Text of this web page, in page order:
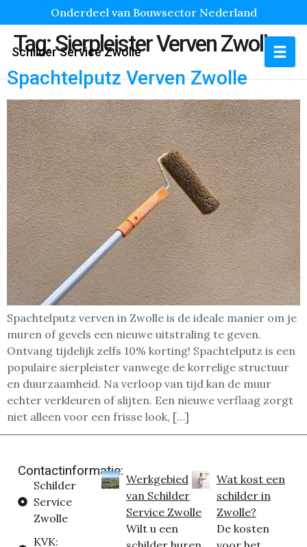
Onderdeel van Bouwsector Nederland
Schilder Service Zwolle
Tag:Sierpleister Verven Zwolle
Spachtelputz Verven Zwolle
Spachtelputz verven in Zwolle is de ideale manier om je
muren of gevels een nieuwe uitstraling te geven.
Ontvang tijdelijk zelfs 10% korting! Spachtelputz is een
populaire sierpleister vanwege de korrelige structuur
en duurzaamheid. Na verloop van tijd kan de muur
echter verkleuren of slijten. Een nieuwe verflaag zorgt
niet alleen voor een frisse look, […]
Contactinformatie:
Schilder
Service
Zwolle
KVK:
Werkgebied
van Schilder
Service Zwolle
Wilt u een
Wat kost een
schilder in
Zwolle?
De kosten